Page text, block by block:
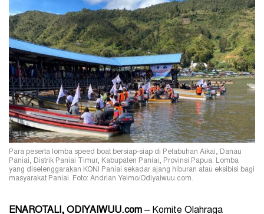
Para peserta lomba speed boat bersiap-siap di Pelabuhan Aikai, Danau
Paniai, Distrik Paniai Timur, Kabupaten Paniai, Provinsi Papua. Lomba
yang diselenggarakan KONI Paniai sekadar ajang hiburan atau eksibisi bagi
masyarakat Paniai. Foto: Andrian Yeimo/Odiyaiwuu.com.
ENAROTALI, ODIYAIWUU.com – Komite Olahraga